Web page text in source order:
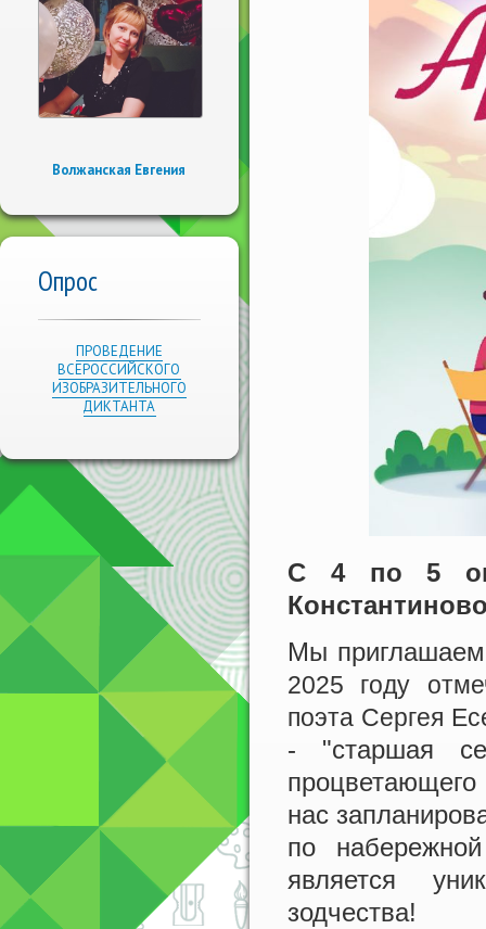
Волжанская Евгения
Опрос
ПРОВЕДЕНИЕ
ВСЕРОССИЙСКОГО
ИЗОБРАЗИТЕЛЬНОГО
ДИКТАНТА
С 4 по 5
Мы
2025 году
поэта Сергея
- "старшая
нас
по
является